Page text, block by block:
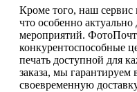
Кроме того, наш сервис
что особенно
мероприятий.
конкурентоспособные
печать доступной для
заказа, мы гарантируем
своевременную